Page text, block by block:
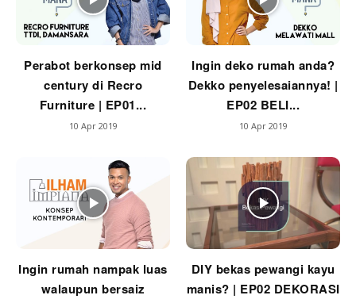
Perabot berkonsep mid
century di Recro
Furniture | EP01...
10 Apr 2019
Ingin deko rumah anda?
Dekko penyelesaiannya! |
EP02 BELI...
10 Apr 2019
Ingin rumah nampak luas
walaupun bersaiz
DIY bekas pewangi kayu
manis? | EP02 DEKORASI